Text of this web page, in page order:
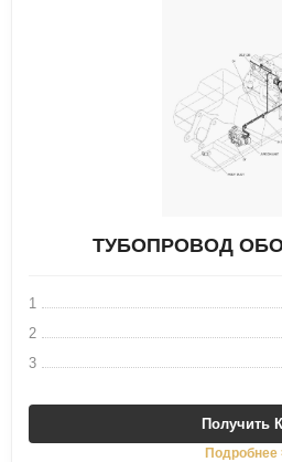
ТУБОПРОВОД
1
2
3
Получить
Подробнее